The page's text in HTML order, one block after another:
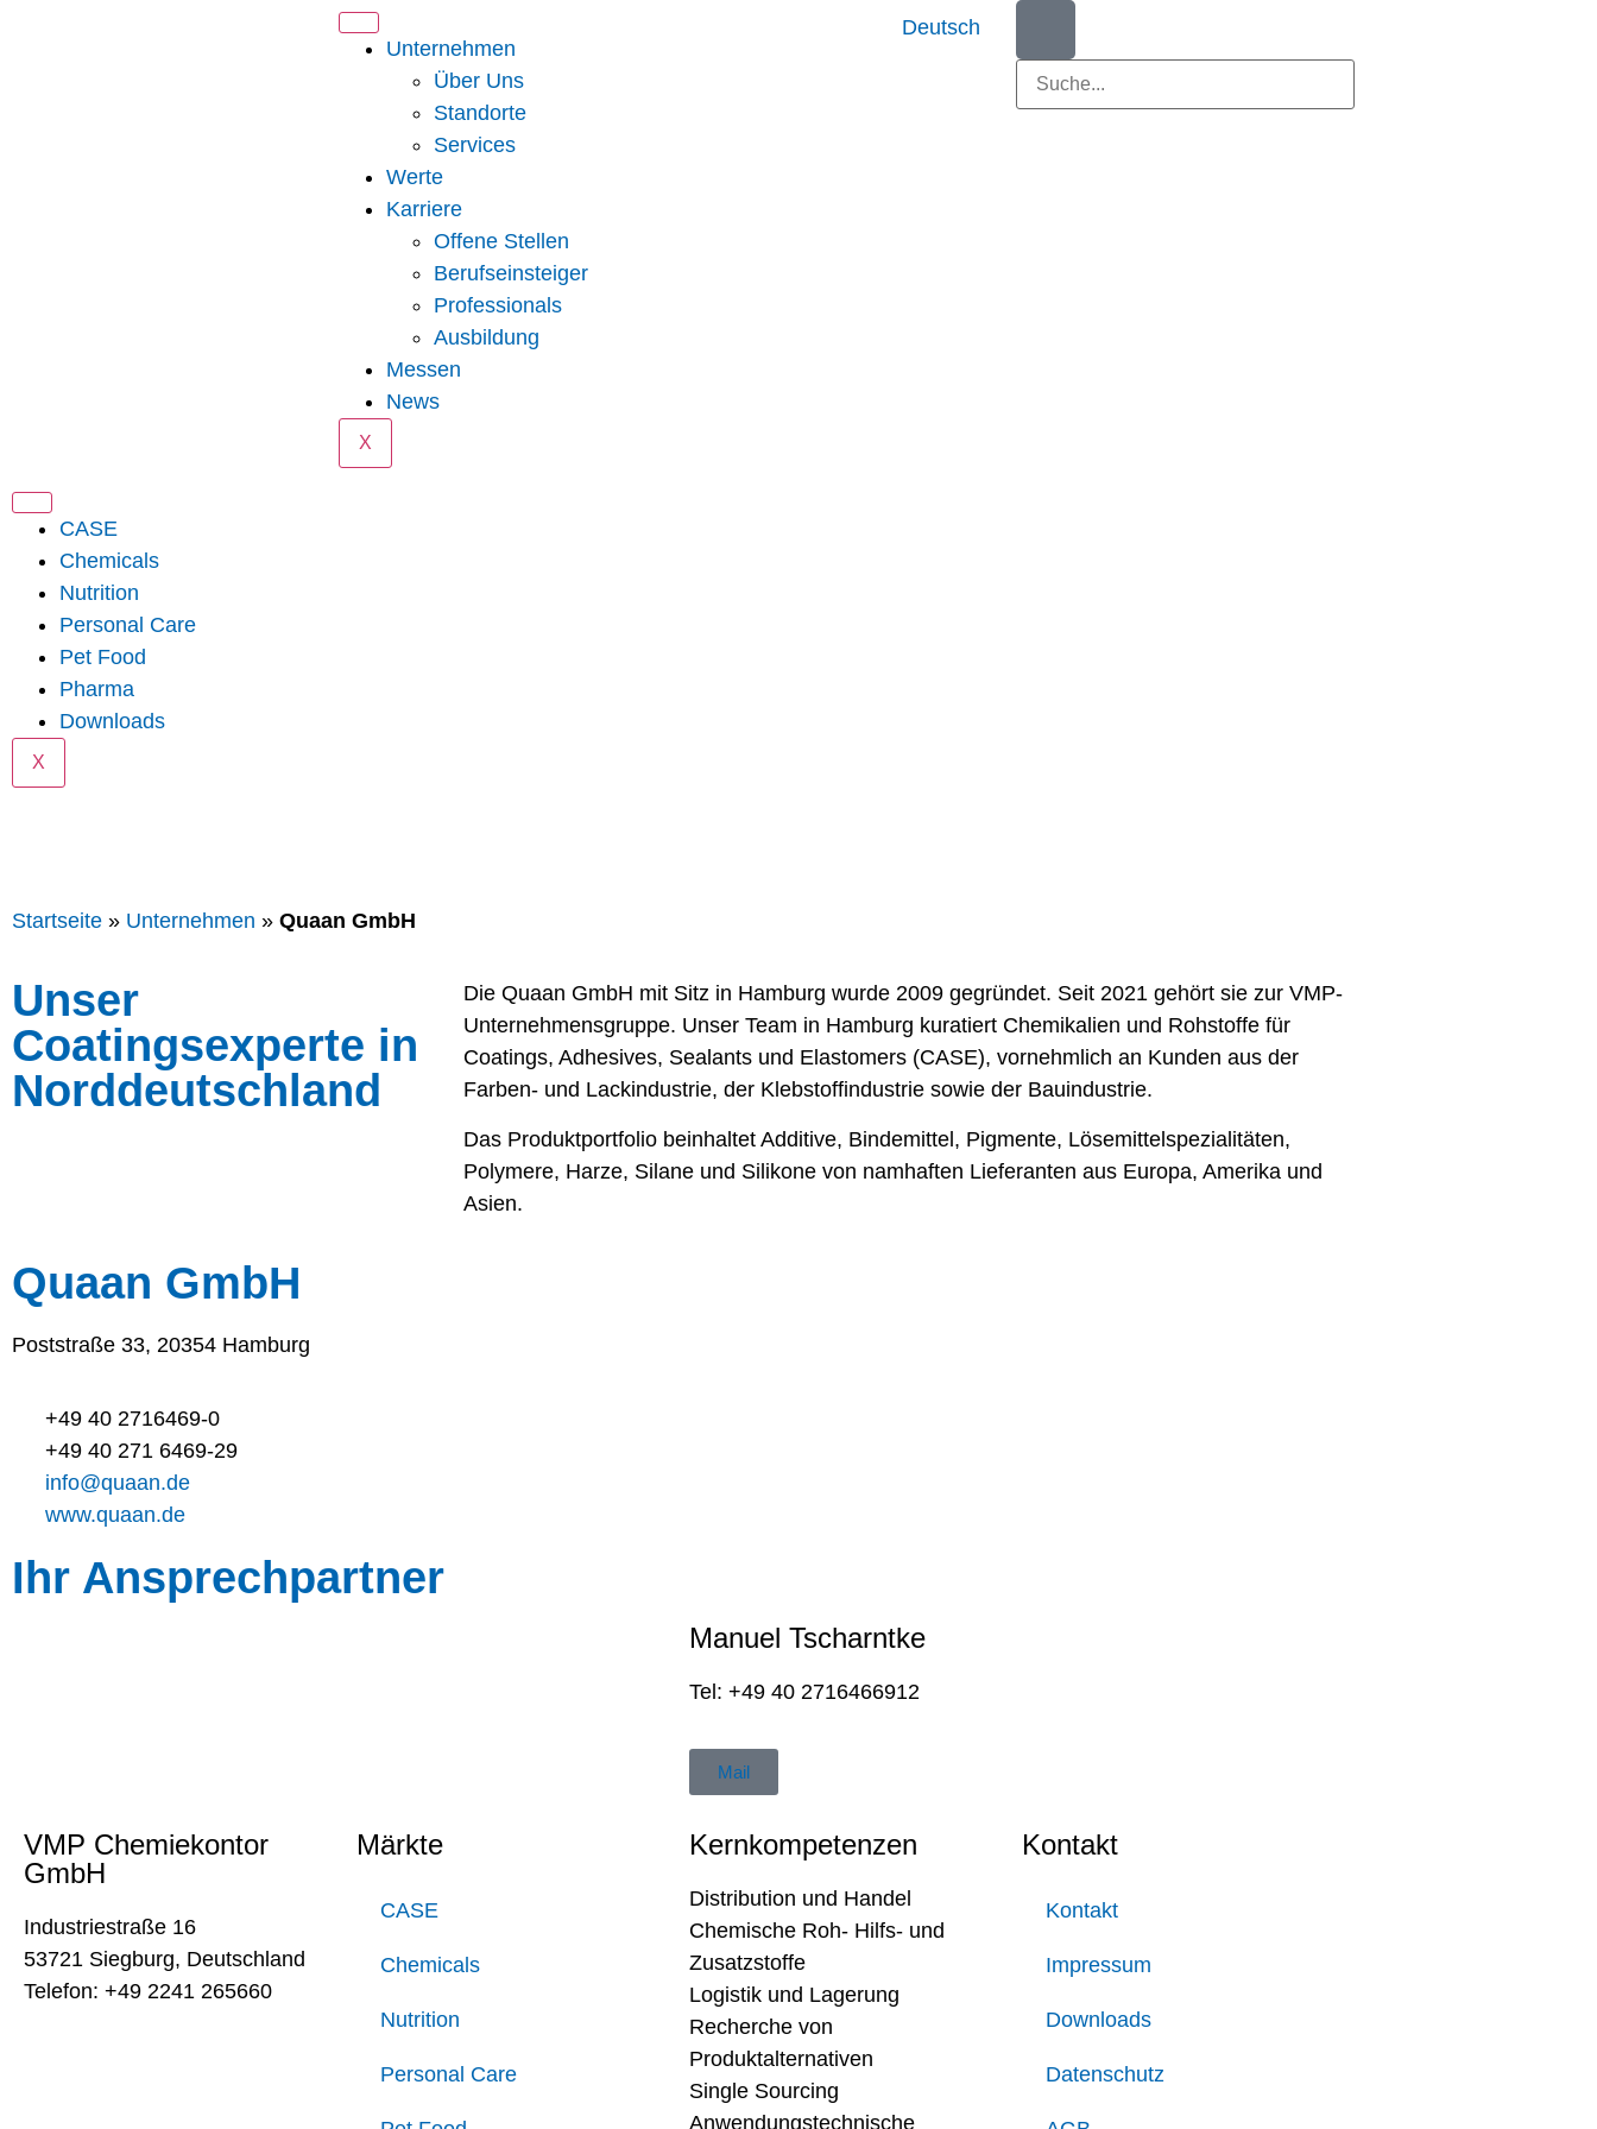
Unternehmen
Über Uns
Standorte
Services
Werte
Karriere
Offene Stellen
Berufseinsteiger
Professionals
Ausbildung
Messen
News
X
Deutsch
CASE
Chemicals
Nutrition
Personal Care
Pet Food
Pharma
Downloads
X
Startseite » Unternehmen » Quaan GmbH
Unser
Coatingsexperte in
Norddeutschland
Die Quaan GmbH mit Sitz in Hamburg wurde 2009 gegründet. Seit 2021 gehört sie zur VMP-
Unternehmensgruppe. Unser Team in Hamburg kuratiert Chemikalien und Rohstoffe für
Coatings, Adhesives, Sealants und Elastomers (CASE), vornehmlich an Kunden aus der
Farben- und Lackindustrie, der Klebstoffindustrie sowie der Bauindustrie.
Das Produktportfolio beinhaltet Additive, Bindemittel, Pigmente, Lösemittelspezialitäten,
Polymere, Harze, Silane und Silikone von namhaften Lieferanten aus Europa, Amerika und
Asien.
Quaan GmbH
Poststraße 33, 20354 Hamburg
+49 40 2716469-0
+49 40 271 6469-29
info@quaan.de
www.quaan.de
Ihr Ansprechpartner
Manuel Tscharntke
Tel: +49 40 2716466912
Mail
VMP Chemiekontor
GmbH
Industriestraße 16
53721 Siegburg, Deutschland
Telefon: +49 2241 265660
Märkte
CASE
Chemicals
Nutrition
Personal Care
Kernkompetenzen
Distribution und Handel
Chemische Roh- Hilfs- und
Zusatzstoffe
Logistik und Lagerung
Recherche von
Produktalternativen
Single Sourcing
Anwendungstechnische
Kontakt
Kontakt
Impressum
Downloads
Datenschutz